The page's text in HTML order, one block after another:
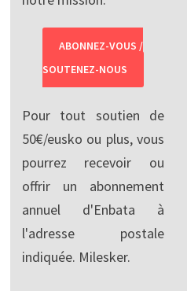
ABONNEZ-VOUS /
SOUTENEZ-NOUS
Pour tout soutien de
50€/eusko ou plus, vous
pourrez recevoir ou
offrir un abonnement
annuel d'Enbata à
l'adresse postale
indiquée. Milesker.